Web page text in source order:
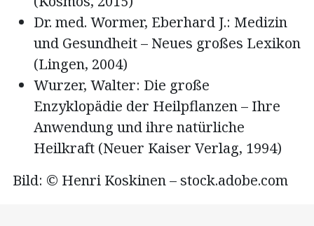
Dr. med. Wormer, Eberhard J.: Medizin
und Gesundheit – Neues großes Lexikon
(Lingen, 2004)
Wurzer, Walter: Die große
Enzyklopädie der Heilpflanzen – Ihre
Anwendung und ihre natürliche
Heilkraft (Neuer Kaiser Verlag, 1994)
Bild: © Henri Koskinen – stock.adobe.com